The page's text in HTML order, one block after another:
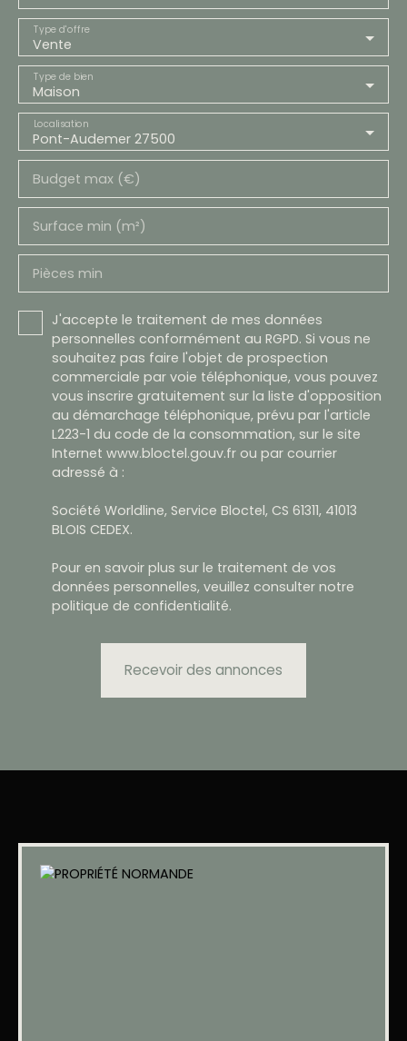
Vente
Type d'offre
Maison
Type de bien
Pont-Audemer 27500
Localisation
Budget max (€)
Surface min (m²)
Pièces min
J'accepte le traitement de mes données
personnelles conformément au RGPD. Si vous ne
souhaitez pas faire l'objet de prospection
commerciale par voie téléphonique, vous pouvez
vous inscrire gratuitement sur la liste d'opposition
au démarchage téléphonique, prévu par l'article
L223-1 du code de la consommation, sur le site
Internet www.bloctel.gouv.fr ou par courrier
adressé à :
Société Worldline, Service Bloctel, CS 61311, 41013
BLOIS CEDEX.
Pour en savoir plus sur le traitement de vos
données personnelles, veuillez consulter notre
politique de confidentialité.
Recevoir des annonces